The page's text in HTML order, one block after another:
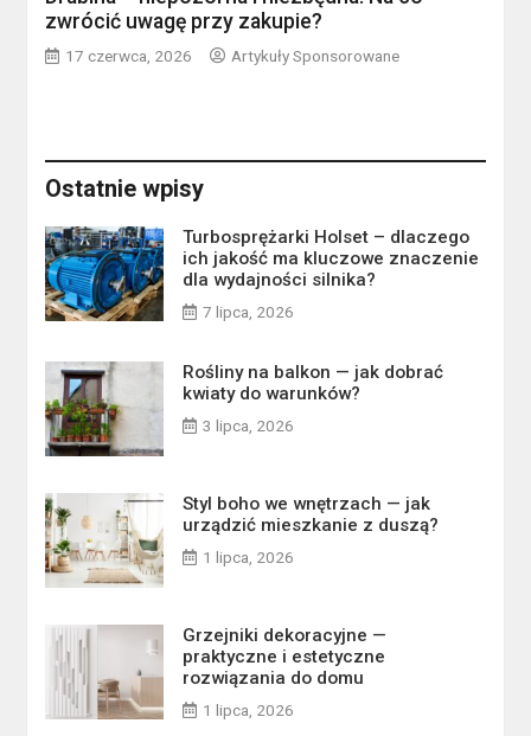
zwrócić uwagę przy zakupie?
17 czerwca, 2026 Artykuły Sponsorowane
Ostatnie wpisy
Turbosprężarki Holset – dlaczego
ich jakość ma kluczowe znaczenie
dla wydajności silnika?
7 lipca, 2026
Rośliny na balkon — jak dobrać
kwiaty do warunków?
3 lipca, 2026
Styl boho we wnętrzach — jak
urządzić mieszkanie z duszą?
1 lipca, 2026
Grzejniki dekoracyjne —
praktyczne i estetyczne
rozwiązania do domu
1 lipca, 2026